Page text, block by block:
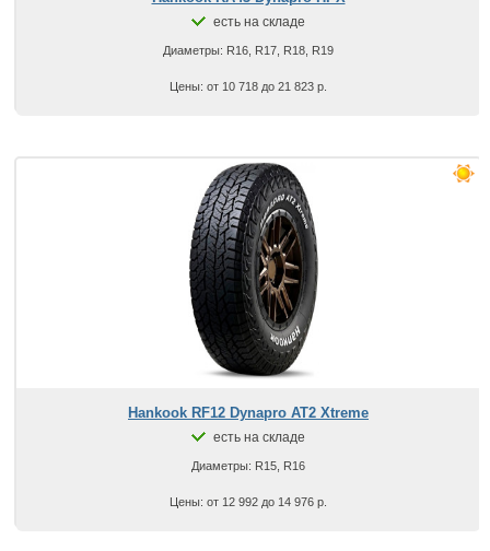
есть на складе
Диаметры: R16, R17, R18, R19
Цены: от 10 718 до 21 823 р.
Hankook RF12 Dynapro AT2 Xtreme
есть на складе
Диаметры: R15, R16
Цены: от 12 992 до 14 976 р.